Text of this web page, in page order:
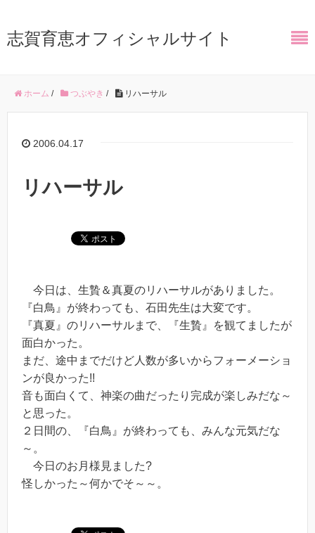
志賀育恵オフィシャルサイト
ホーム / つぶやき / リハーサル
2006.04.17
リハーサル
今日は、生贄＆真夏のリハーサルがありました。
『白鳥』が終わっても、石田先生は大変です。
『真夏』のリハーサルまで、『生贄』を観てましたが
面白かった。
まだ、途中までだけど人数が多いからフォーメーショ
ンが良かった!!
音も面白くて、神楽の曲だったり完成が楽しみだな～
と思った。
２日間の、『白鳥』が終わっても、みんな元気だな
～。
今日のお月様見ました?
怪しかった～何かでそ～～。